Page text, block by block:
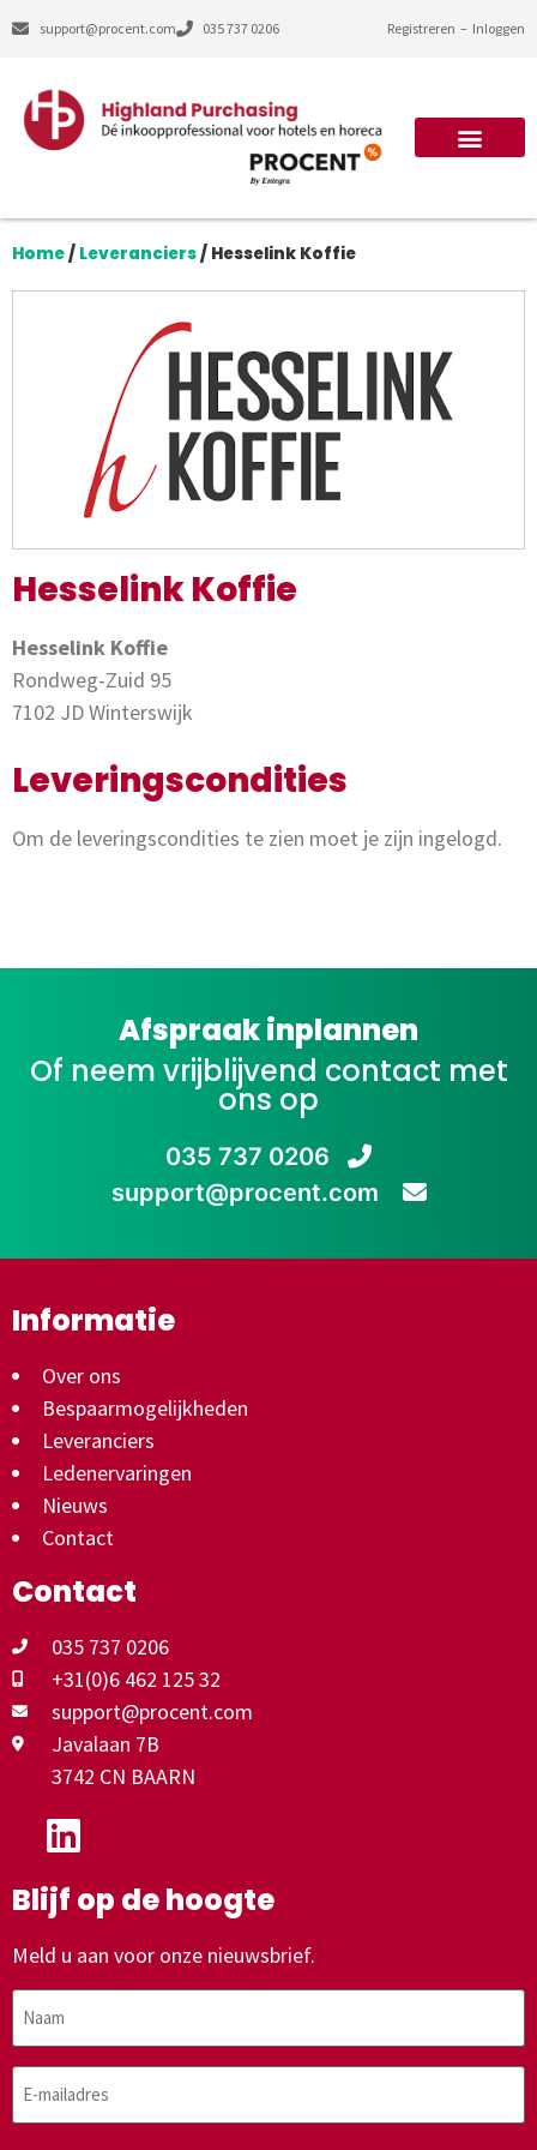
support@procent.com 035 737 0206 Registreren – Inloggen
Home/ Leveranciers/ Hesselink Koffie
Hesselink Koffie
Hesselink Koffie
Rondweg-Zuid 95
7102 JD Winterswijk
Leveringscondities
Om de leveringscondities te zien moet je zijn ingelogd.
Afspraak inplannen
Of neem vrijblijvend contact met
ons op
035 737 0206
support@procent.com
Informatie
Over ons
Bespaarmogelijkheden
Leveranciers
Ledenervaringen
Nieuws
Contact
Contact
035 737 0206
+31(0)6 462 125 32
support@procent.com
Javalaan 7B
3742 CN BAARN
Blijf op de hoogte
Meld u aan voor onze nieuwsbrief.
Naam
E-
mailadres